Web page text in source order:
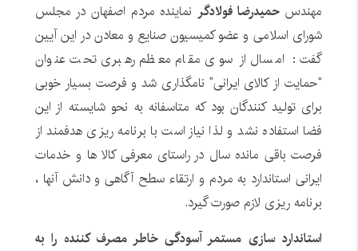
مهندس حمیدرضا فولادگرنماینده مردم اصفهان در مجلس
شورای اسلامی و عضو کمیسیون صنایع و معادن در این آیین
گفت : امسال از سوی مقام معظم رهبری تحت عنوان
“حمایت از کالای ایرانی” نامگذاری شد و فرصت بسیار خوبی
برای تولید کنندگان بود که متاسفانه به نحو شایسته از این
فضا استفاده نشد و لذا نیاز است با برنامه ریزی هدفمند از
فرصت باقی مانده سال در راستای معرفی کالا ها و خدمات
ایرانی استاندارد به مردم و ارتقاء سطح آگاهی و دانش آنها ،
برنامه ریزی لازم صورت گیرد.
استاندارد سازی مستمر آسودگی خاطر مصرف کننده را به